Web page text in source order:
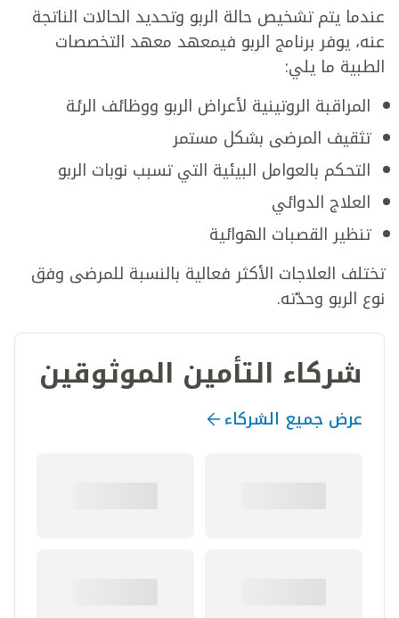
عندما يتم تشخيص حالة الربو وتحديد الحالات الناتجة
عنه، يوفر برنامج الربو فيمعهد معهد التخصصات
الطبية ما يلي:
المراقبة الروتينية لأعراض الربو ووظائف الرئة
تثقيف المرضى بشكل مستمر
التحكم بالعوامل البيئية التي تسبب نوبات الربو
العلاج الدوائي
تنظير القصبات الهوائية
تختلف العلاجات الأكثر فعالية بالنسبة للمرضى وفق
نوع الربو وحدّته.
شركاء التأمين الموثوقين
عرض جميع الشركاء